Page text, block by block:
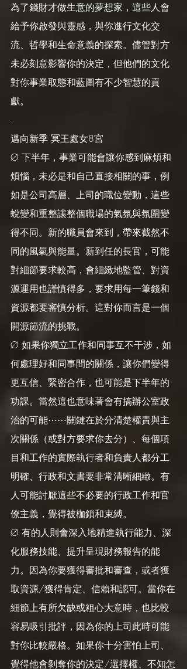
為了錢財才做生意的夢想家，這些人會
給予你啟發與靈感，與你進行文化交
流、哲學和生命意義的探索。儘管對方
未必刻意影響你的決定，但他們的文化
對你事業取態和藍圖有不少智慧的貢
獻。
.
邁向新季 冥王處女8宮
Ø 下半年，事業可能會讓你感到麻煩和
煩惱，未必是和自己直接相關的事，例
如是公司高層、上司的職位變動，這些
蛻變和重整讓整個職場的氣氛與氛圍變
得不同。新的職員會來到，帶來截然不
同的風氣與能量。新到任的長官，可能
對細節要求較高，會細緻地監管、對資
源運用也謹慎得多，要求用每一筆錢和
資源都要審慎分析。這對你而言是一個
開源節流的挑戰。
Ø 如果你獨立工作和同事互不干涉，如
何處理好和同事間的關係，讓你們變得
更互信、緊密合作，也可能是下半年的
功課。當然這也意味著會有搞辦公室政
治的可能⋯⋯關鍵在於分清楚權責與主
次關係（或對方要求你去分）、每個項
目和工作的實際執行者和負責人都分工
明確、行政和文書要非常清晰細緻。有
人可能討厭這些不必要的行政工作和官
僚主義，覺得被枷鎖和束縛。
Ø 有的人則會深入地精進執行能力、深
化服務技能、提升呈現財務報告的能
力。因為你要獲得審批和審查，或者獲
取資源/獲得肯定、信賴和認可。當你在
細節上有所欠缺或粗心大意時，也比較
容易吸引批評，因為你的上司此時可能
對你比較嚴格。如果你十分害怕上司、
覺得他會剝奪你的決定/選擇權、不知怎